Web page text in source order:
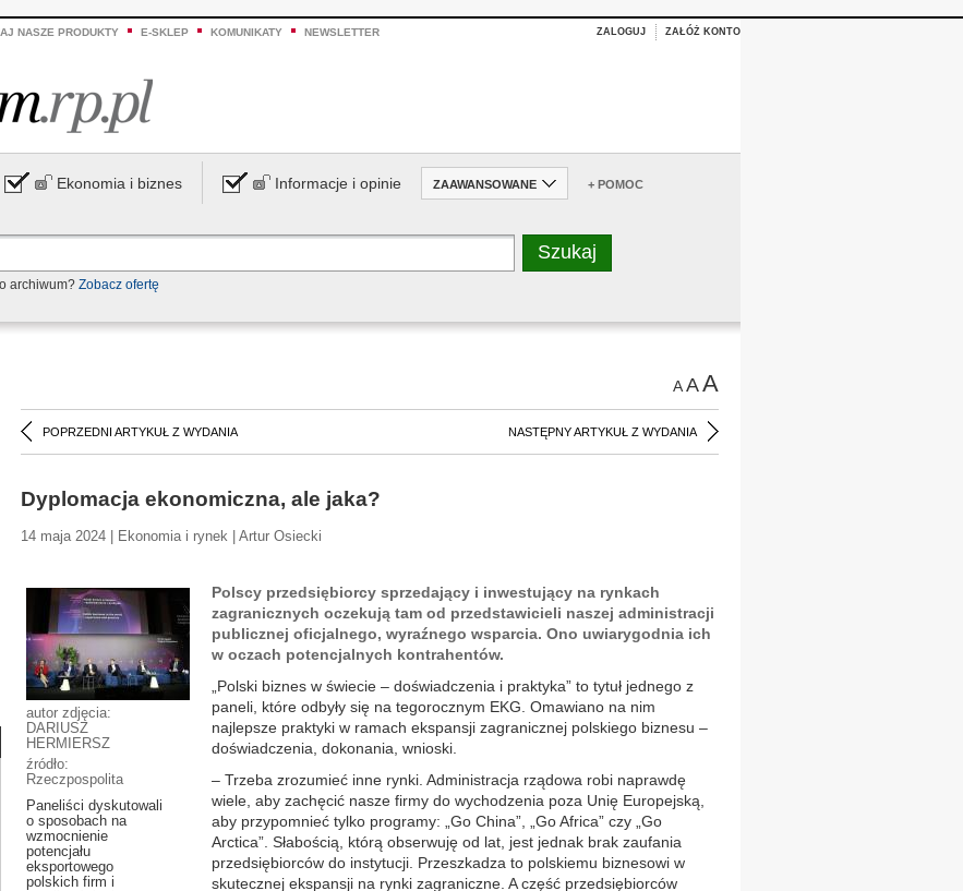
NASZE PRODUKTY E-SKLEP KOMUNIKATY NEWSLETTER ZALOGUJ ZAŁÓŻ KONTO
Ekonomia i biznes Informacje i opinie ZAAWANSOWANE + POMOC
archiwum? Zobacz ofertę
AAA
POPRZEDNI ARTYKUŁ Z WYDANIA NASTĘPNY ARTYKUŁ Z WYDANIA
Dyplomacja ekonomiczna, ale jaka?
14 maja 2024 | Ekonomia i rynek | Artur Osiecki
autor zdjęcia:
DARIUSZ
HERMIERSZ
źródło:
Rzeczpospolita
Paneliści dyskutowali
o sposobach na
wzmocnienie
potencjału
eksportowego
polskich firm i
Polscy przedsiębiorcy sprzedający i inwestujący na rynkach
zagranicznych oczekują tam od przedstawicieli naszej administracji
publicznej oficjalnego, wyraźnego wsparcia. Ono uwiarygodnia ich
w oczach potencjalnych kontrahentów.
„Polski biznes w świecie – doświadczenia i praktyka” to tytuł jednego z
paneli, które odbyły się na tegorocznym EKG. Omawiano na nim
najlepsze praktyki w ramach ekspansji zagranicznej polskiego biznesu –
doświadczenia, dokonania, wnioski.
– Trzeba zrozumieć inne rynki. Administracja rządowa robi naprawdę
wiele, aby zachęcić nasze firmy do wychodzenia poza Unię Europejską,
aby przypomnieć tylko programy: „Go China”, „Go Africa” czy „Go
Arctica”. Słabością, którą obserwuję od lat, jest jednak brak zaufania
przedsiębiorców do instytucji. Przeszkadza to polskiemu biznesowi w
skutecznej ekspansji na rynki zagraniczne. A część przedsiębiorców